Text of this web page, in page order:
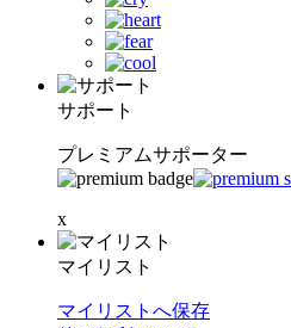
サポート
プレミアムサポーター
x
マイリスト
マイリストへ保存